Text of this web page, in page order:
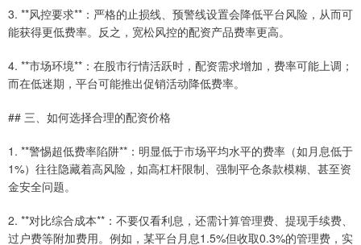
3. **风控要求**：严格的止损线、预警线设置会降低平台风险，从而可
能获得更低费率。反之，宽松风控的配资产品费率更高。
4. **市场环境**：在股市行情活跃时，配资需求增加，费率可能上调；
而在低迷期，平台可能推出促销活动降低费率。
## 三、如何选择合理的配资价格
1. **警惕超低费率陷阱**：明显低于市场平均水平的费率（如月息低于
1%）往往隐藏着高风险，如高杠杆限制、强制平仓条款模糊、甚至资
金安全问题。
2. **对比综合成本**：不要仅看利息，还需计算管理费、提现手续费、
过户费等附加费用。例如，某平台月息1.5%但收取0.3%的管理费，实